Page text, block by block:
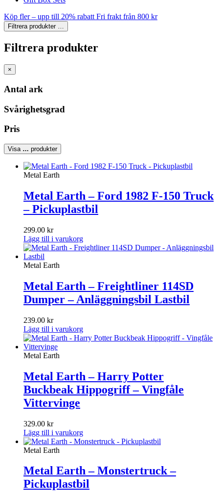
Köp fler – upp till 20% rabattFri frakt från 800 kr
Filtrera produkter …
Filtrera produkter
×
Antal ark
Svårighetsgrad
Pris
Visa … produkter
Metal Earth
Metal Earth – Ford 1982 F-150 Truck
– Pickuplastbil
299.00 kr
Lägg till i varukorg
Metal Earth
Metal Earth – Freightliner 114SD
Dumper – Anläggningsbil Lastbil
239.00 kr
Lägg till i varukorg
Metal Earth
Metal Earth – Harry Potter
Buckbeak Hippogriff – Vingfåle
Vittervinge
329.00 kr
Lägg till i varukorg
Metal Earth
Metal Earth – Monstertruck –
Pickuplastbil